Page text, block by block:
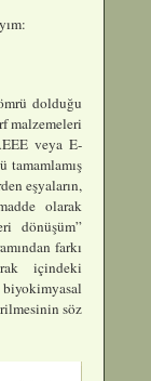
dolduğu
malzemeleri
veya E-
tamamlamış
eşyaların,
olarak
dönüşüm”
farkı
içindeki
söz